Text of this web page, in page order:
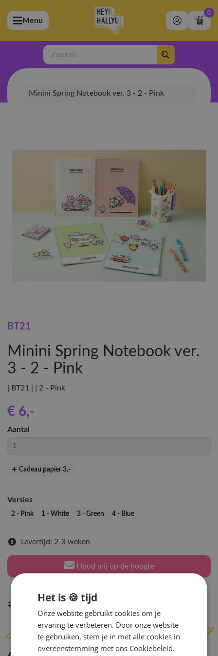
(Artiesten)
(Merchandise)
(Exclusive)
(Winkel)
Menu
0
Zoeken
Minini Spring Notebook ver. 3 - 2 - Pink
BT21
Minini Spring Notebook ver.
3 - 2 - Pink
| BT21 | | 2 - Pink
€ 6,-
Aantal
Cadeau papier 3,-
Versies
2 - Pink 1 - White 3 - Green 4 - Blue
Levertijd: 2-3 weken
Houd mij op de hoogte
binnen 2 werkdagen
Het is 🍪 tijd
Onze website gebruikt cookies om je
ervaring te verbeteren. Door onze website
te gebruiken, stem je in met alle cookies in
overeenstemming met ons Cookiebeleid.